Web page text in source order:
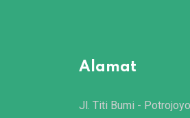
Alamat
Jl. Titi Bumi -